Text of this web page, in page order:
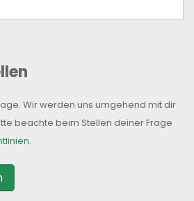
Wir werden uns umgehend mit dir
beachte beim Stellen deiner Frage
.